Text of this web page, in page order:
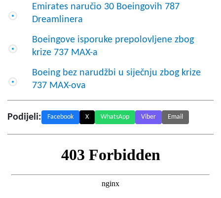
Emirates naručio 30 Boeingovih 787
Dreamlinera
Boeingove isporuke prepolovljene zbog
krize 737 MAX-a
Boeing bez narudžbi u siječnju zbog krize
737 MAX-ova
Podijeli: Facebook X WhatsApp Viber Email